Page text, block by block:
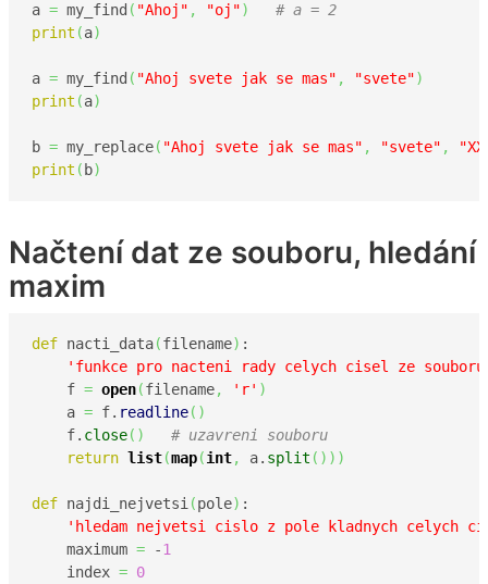
a = my_find ( "Ahoj" , "oj")
# a = 2
print (a)
a = my_find ( "Ahoj svete jak se mas" , "svete")
print (a)
b = my_replace( "Ahoj svete jak se mas" , "svete" ,
print ( b)
Načtení dat ze souboru, hledání
maxim
def nacti_data(filename) :
'funkce pro nacteni rady celych cisel ze
    f
= open(filename, 'r' )
    a
= f. readline( )
    f.
close( )
# uzavreni souboru
return list(map(int, a. split ( ) ) )
def najdi_nejvetsi (pole) :
'hledam nejvetsi cislo z pole kladnych celych
    maximum
= -1
    index
= 0